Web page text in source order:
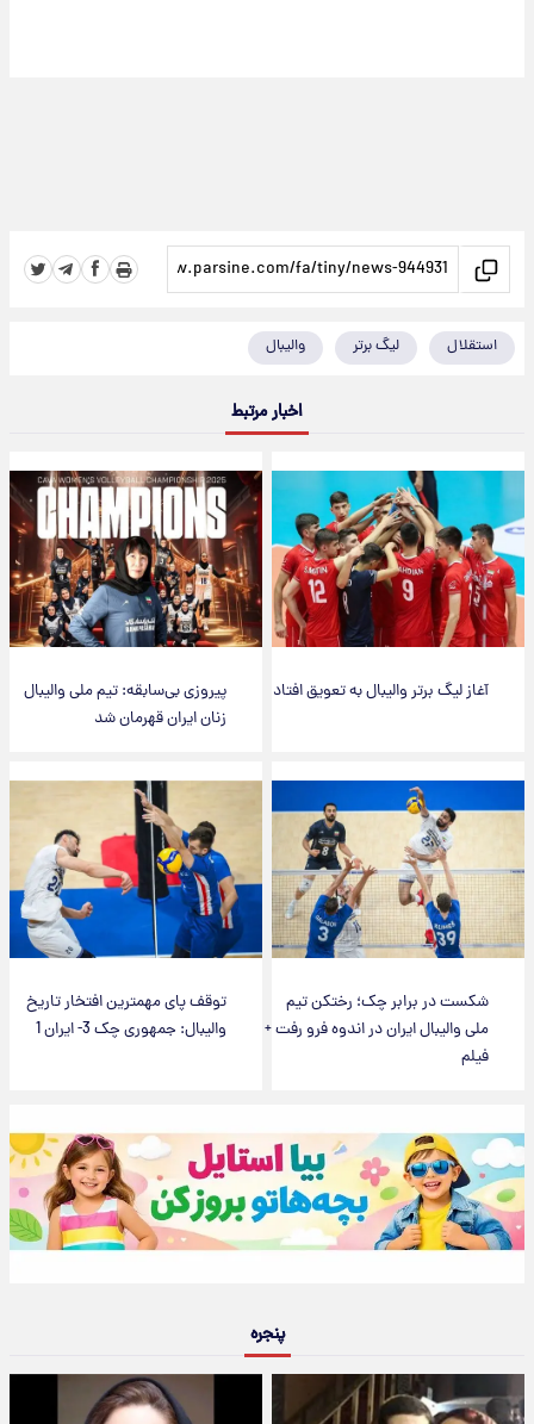
استقلال لیگ برتر والیبال
اخبار مرتبط
آغاز لیگ برتر والیبال به تعویق افتاد
پیروزی بی‌سابقه: تیم ملی والیبال
زنان ایران قهرمان شد
شکست در برابر چک؛ رختکن تیم
ملی والیبال ایران در اندوه فرو رفت +
فیلم
توقف پای مهمترین افتخار تاریخ
والیبال: جمهوری چک 3- ایران 1
پنجره